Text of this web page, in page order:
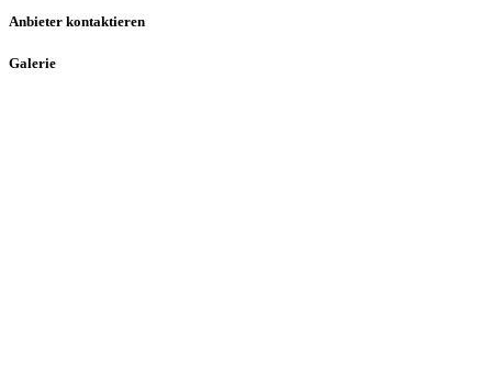
Anbieter kontaktieren
Galerie